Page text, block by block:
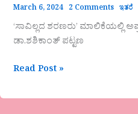
March 6, 2024 2 Comments ಇತರೆ
‘ಸಾವಿಲ್ಲದ ಶರಣರು’ ಮಾಲಿಕೆಯಲ್ಲಿ
ಡಾ.ಶಶಿಕಾಂತ್ ಪಟ್ಟಣ
Read Post »